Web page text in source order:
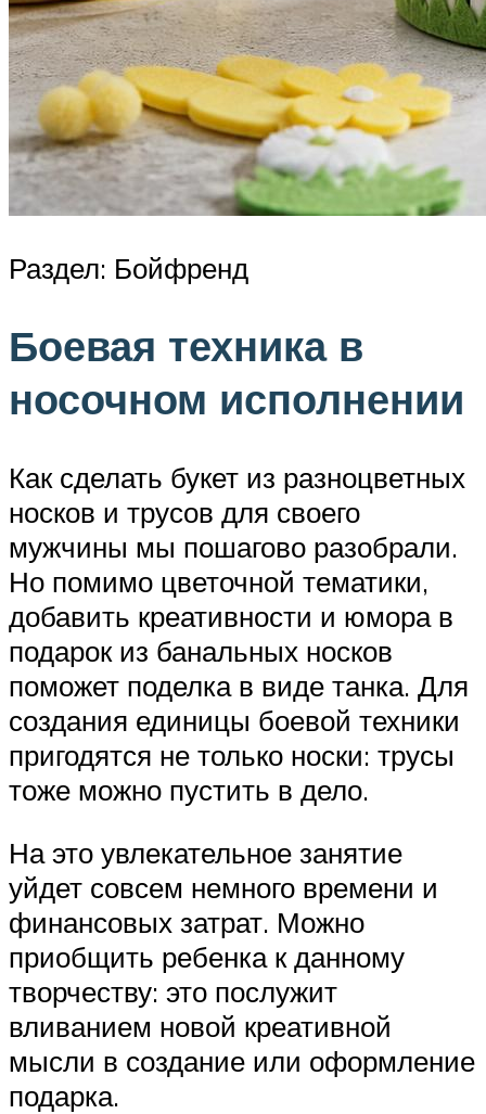
Раздел: Бойфренд
Боевая техника в
носочном исполнении
Как сделать букет из разноцветных
носков и трусов для своего
мужчины мы пошагово разобрали.
Но помимо цветочной тематики,
добавить креативности и юмора в
подарок из банальных носков
поможет поделка в виде танка. Для
создания единицы боевой техники
пригодятся не только носки: трусы
тоже можно пустить в дело.
На это увлекательное занятие
уйдет совсем немного времени и
финансовых затрат. Можно
приобщить ребенка к данному
творчеству: это послужит
вливанием новой креативной
мысли в создание или оформление
подарка.